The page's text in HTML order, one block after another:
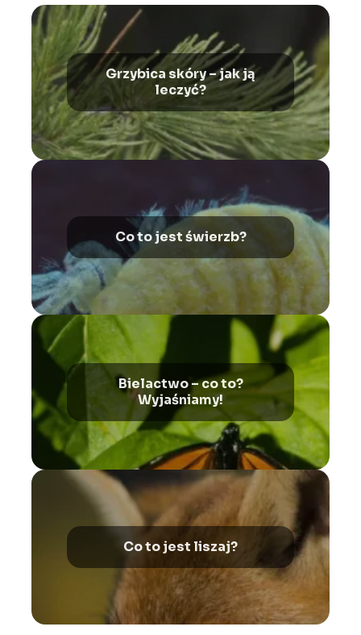
Grzybica skóry – jak ją
leczyć?
Co to jest świerzb?
Bielactwo – co to?
Wyjaśniamy!
Co to jest liszaj?